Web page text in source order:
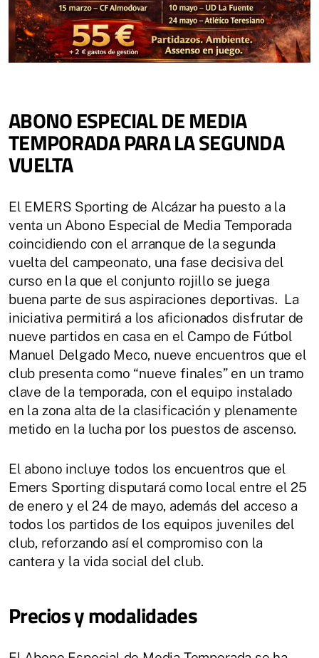
ABONO ESPECIAL DE MEDIA
TEMPORADA PARA LA SEGUNDA
VUELTA
El EMERS Sporting de Alcázar ha puesto a la
venta un Abono Especial de Media Temporada
coincidiendo con el arranque de la segunda
vuelta del campeonato, una fase decisiva del
curso en la que el conjunto rojillo se juega
buena parte de sus aspiraciones deportivas. La
iniciativa permitirá a los aficionados disfrutar de
nueve partidos en casa en el Campo de Fútbol
Manuel Delgado Meco, nueve encuentros que el
club presenta como “nueve finales” en un tramo
clave de la temporada, con el equipo instalado
en la zona alta de la clasificación y plenamente
metido en la lucha por los puestos de ascenso.
El abono incluye todos los encuentros que el
Emers Sporting disputará como local entre el 25
de enero y el 24 de mayo, además del acceso a
todos los partidos de los equipos juveniles del
club, reforzando así el compromiso con la
cantera y la vida social del club.
Precios y modalidades